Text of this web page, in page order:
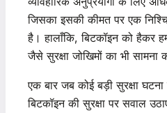
जिसका इसकी कीमत पर एक
है। हालाँकि, बिटकॉइन को हैकर
जैसे सुरक्षा जोखिमों का भी सामना
एक बार जब कोई बड़ी सुरक्षा
बिटकॉइन की सुरक्षा पर सवाल